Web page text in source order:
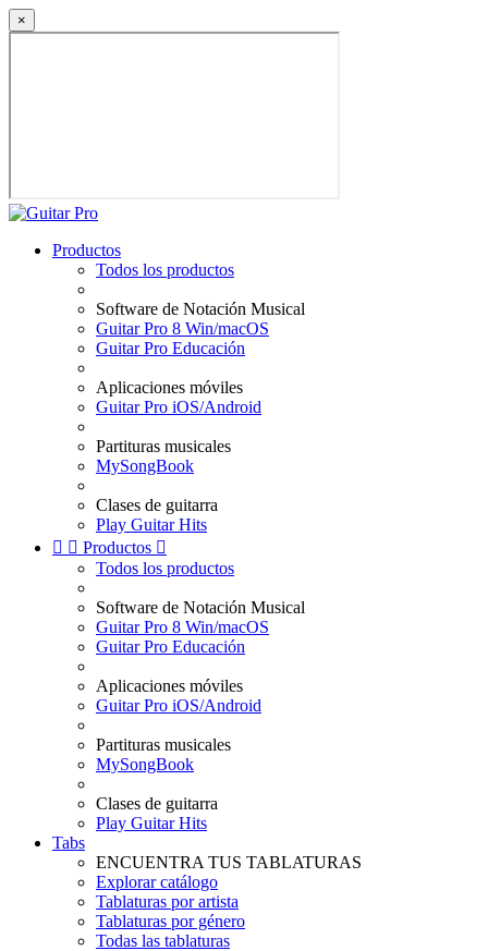
×
Productos
Todos los productos
Software de Notación Musical
Guitar Pro 8 Win/macOS
Guitar Pro Educación
Aplicaciones móviles
Guitar Pro iOS/Android
Partituras musicales
MySongBook
Clases de guitarra
Play Guitar Hits
  Productos 
Todos los productos
Software de Notación Musical
Guitar Pro 8 Win/macOS
Guitar Pro Educación
Aplicaciones móviles
Guitar Pro iOS/Android
Partituras musicales
MySongBook
Clases de guitarra
Play Guitar Hits
Tabs
ENCUENTRA TUS TABLATURAS
Explorar catálogo
Tablaturas por artista
Tablaturas por género
Todas las tablaturas